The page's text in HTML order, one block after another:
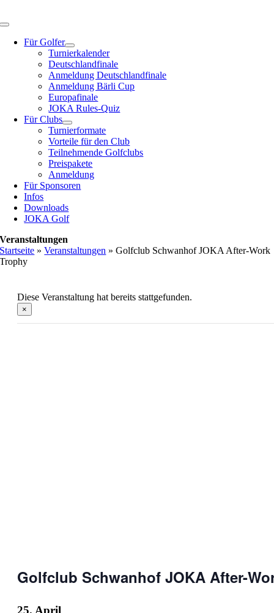
Inhalt
Toggle
NavigationFür Golfer
Turnierkalender
Deutschlandfinale
Anmeldung Deutschlandfinale
Anmeldung Bärli Cup
Europafinale
JOKA Rules-Quiz
Für Clubs
Turnierformate
Vorteile für den Club
Teilnehmende Golfclubs
Preispakete
Anmeldung
Für Sponsoren
Infos
Downloads
JOKA Golf
Veranstaltungen
Startseite »Veranstaltungen »Golfclub Schwanhof JOKA After-Work
Trophy
Diese Veranstaltung hat bereits stattgefunden.
×
Golfclub Schwanhof JOKA After-
25. April